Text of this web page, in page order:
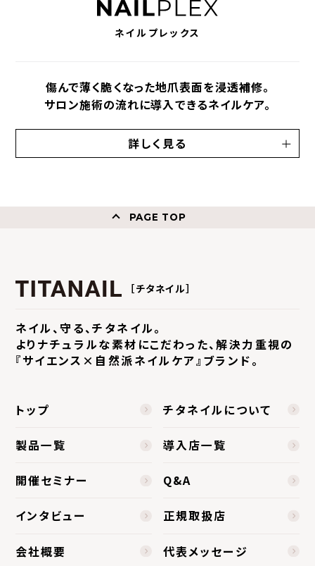
ネイルプレックス
傷んで薄く脆くなった地爪表面を浸透補修。
サロン施術の流れに導入できるネイルケア。
詳しく見る
PAGE TOP
［チタネイル］
ネイル、守る、チタネイル。
よりナチュラルな素材にこだわった、解決力重視の
『サイエンス×自然派ネイルケア』ブランド。
トップ チタネイルについて
製品一覧 導入店一覧
開催セミナー Q&A
インタビュー 正規取扱店
会社概要 代表メッセージ